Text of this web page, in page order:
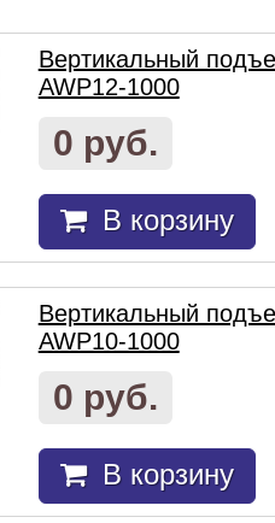
Вертикальный
AWP12-1000
0 руб.
В корзину
Вертикальный
AWP10-1000
0 руб.
В корзину